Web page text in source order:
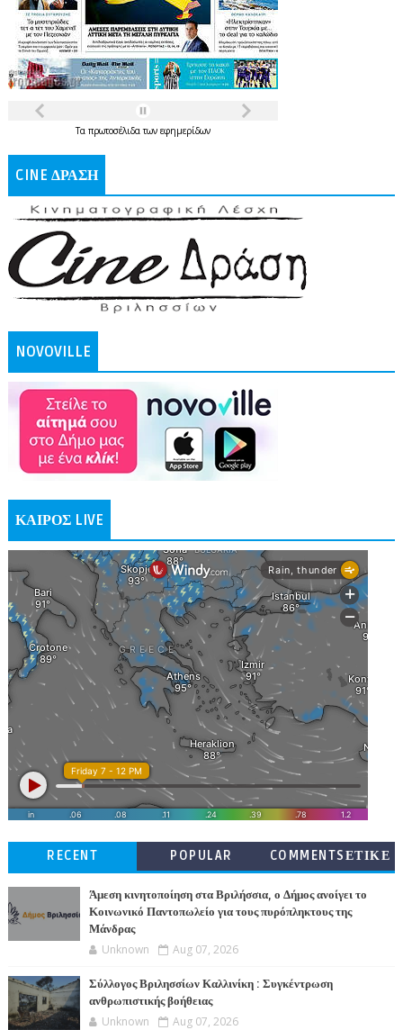
Τα πρωτοσέλιδατων εφημερίδων
CINE ΔΡΑΣΗ
NOVOVILLE
ΚΑΙΡΟΣ LIVE
RECENT POPULAR
COMMENTSΕΤΙΚΕ
Άμεση κινητοποίηση στα Βριλήσσια, ο Δήμος ανοίγει το
Κοινωνικό Παντοπωλείο για τους πυρόπληκτους της
Μάνδρας
Unknown Aug 07, 2026
Σύλλογος Βριλησσίων Καλλινίκη : Συγκέντρωση
ανθρωπιστικής βοήθειας
Unknown Aug 07, 2026